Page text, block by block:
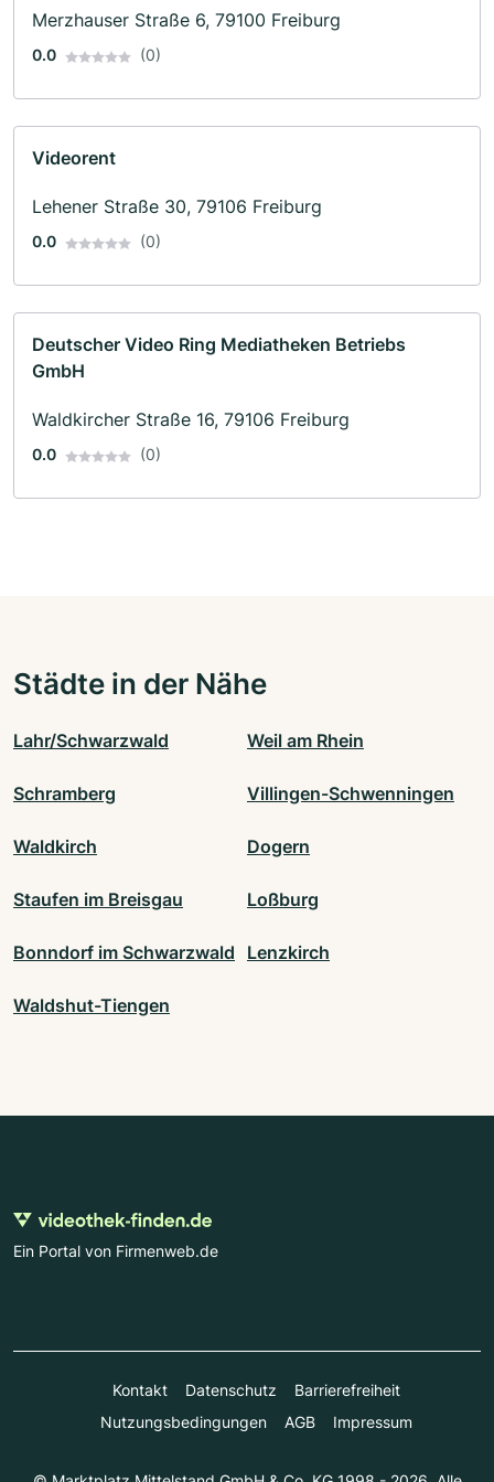
Merzhauser Straße 6, 79100 Freiburg
0.0 (0)
Videorent
Lehener Straße 30, 79106 Freiburg
0.0 (0)
Deutscher Video Ring Mediatheken Betriebs
GmbH
Waldkircher Straße 16, 79106 Freiburg
0.0 (0)
Städte in der Nähe
Lahr/Schwarzwald Weil am Rhein
Schramberg Villingen-Schwenningen
Waldkirch Dogern
Staufen im Breisgau Loßburg
Bonndorf im Schwarzwald Lenzkirch
Waldshut-Tiengen
Ein Portal von Firmenweb.de
Kontakt Datenschutz
Barrierefreiheit
Nutzungsbedingungen
AGB Impressum